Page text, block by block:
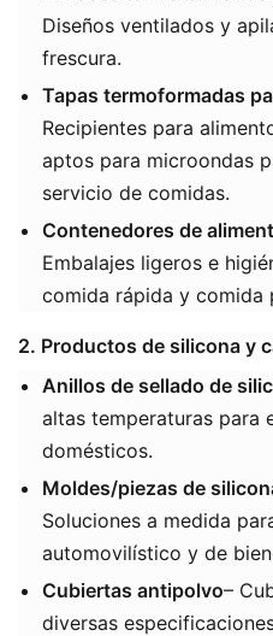
Diseños ventilados y
frescura.
Tapas termoformadas
Recipientes para
aptos para microondas
servicio de comidas.
​Contenedores de
Embalajes ligeros e
comida rápida y comida
2. Productos de silicona y
Anillos de sellado de
altas temperaturas para
domésticos.
Moldes/piezas de
Soluciones a medida
automovilístico y de
​Cubiertas antipolvo​​–
diversas